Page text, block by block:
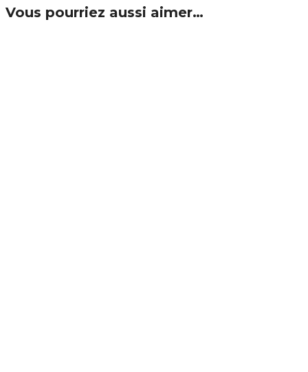
Vous pourriez aussi aimer…